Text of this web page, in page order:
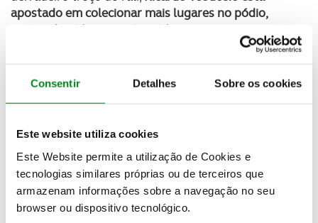
Consentir Detalhes Sobre os cookies
Este website utiliza cookies
Este Website permite a utilização de Cookies e
tecnologias similares próprias ou de terceiros que
armazenam informações sobre a navegação no seu
browser ou dispositivo tecnológico.
apostado em colecionar mais lugares no pódio,
pensando até em repetir vitórias.